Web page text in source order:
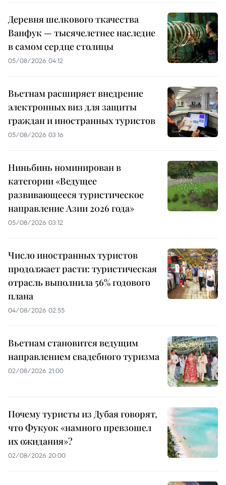
Деревня шелкового ткачества
Ванфук — тысячелетнее наследие
в самом сердце столицы
05/08/2026 04:12
Вьетнам расширяет внедрение
электронных виз для защиты
граждан и иностранных туристов
05/08/2026 03:16
Ниньбинь номинирован в
категории «Ведущее
развивающееся туристическое
направление Азии 2026 года»
05/08/2026 03:12
Число иностранных туристов
продолжает расти: туристическая
отрасль выполнила 56% годового
плана
04/08/2026 02:55
Вьетнам становится ведущим
направлением свадебного туризма
02/08/2026 21:00
Почему туристы из Дубая говорят,
что Фукуок «намного превзошел
их ожидания»?
02/08/2026 20:00